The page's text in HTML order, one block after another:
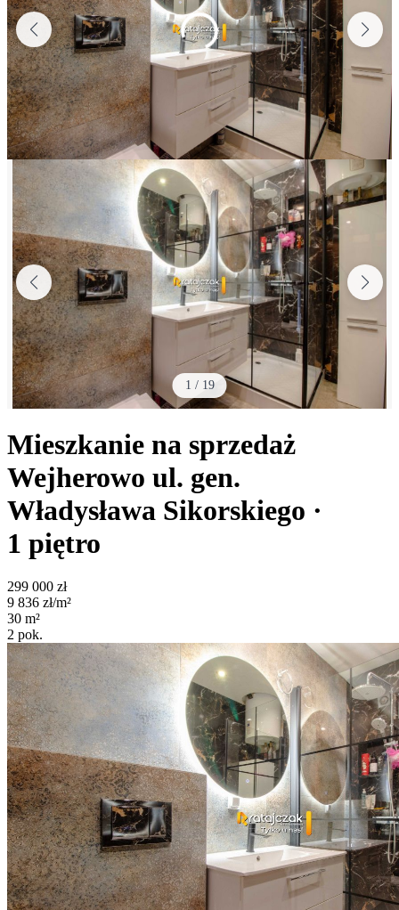
1 / 19
Mieszkanie na sprzedaż
Wejherowo ul. gen.
Władysława Sikorskiego ·
1 piętro
299 000 zł
9 836 zł/m²
30 m²
2 pok.